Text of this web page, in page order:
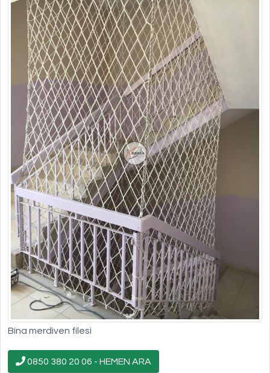
Bina merdiven filesi
0850 380 20 06 - HEMEN ARA